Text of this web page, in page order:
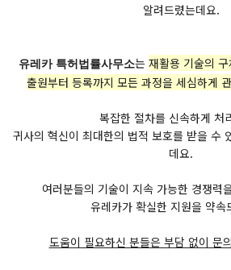
알려드렸는데요.
유레카 특허법률사무소는 재활용 기술의
출원부터 등록까지 모든 과정을 세심하게
복잡한 절차를 신속하게 처
귀사의 혁신이 최대한의 법적 보호를 받을 수
데요.
여러분들의 기술이 지속 가능한 경쟁력
유레카가 확실한 지원을 약속
도움이 필요하신 분들은 부담 없이 문